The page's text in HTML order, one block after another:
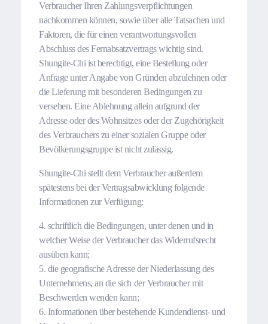
Verbraucher Ihren Zahlungsverpflichtungen
nachkommen können, sowie über alle Tatsachen und
Faktoren, die für einen verantwortungsvollen
Abschluss des Fernabsatzvertrags wichtig sind.
Shungite-Chi ist berechtigt, eine Bestellung oder
Anfrage unter Angabe von Gründen abzulehnen oder
die Lieferung mit besonderen Bedingungen zu
versehen. Eine Ablehnung allein aufgrund der
Adresse oder des Wohnsitzes oder der Zugehörigkeit
des Verbrauchers zu einer sozialen Gruppe oder
Bevölkerungsgruppe ist nicht zulässig.
Shungite-Chi stellt dem Verbraucher außerdem
spätestens bei der Vertragsabwicklung folgende
Informationen zur Verfügung:
4. schriftlich die Bedingungen, unter denen und in
welcher Weise der Verbraucher das Widerrufsrecht
ausüben kann;
5. die geografische Adresse der Niederlassung des
Unternehmens, an die sich der Verbraucher mit
Beschwerden wenden kann;
6. Informationen über bestehende Kundendienst- und